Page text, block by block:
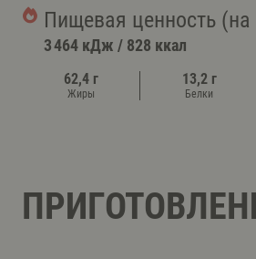
Пищевая ценность
3 464 кДж / 828 ккал
62,4 г
Жиры
13,2 г
Белки